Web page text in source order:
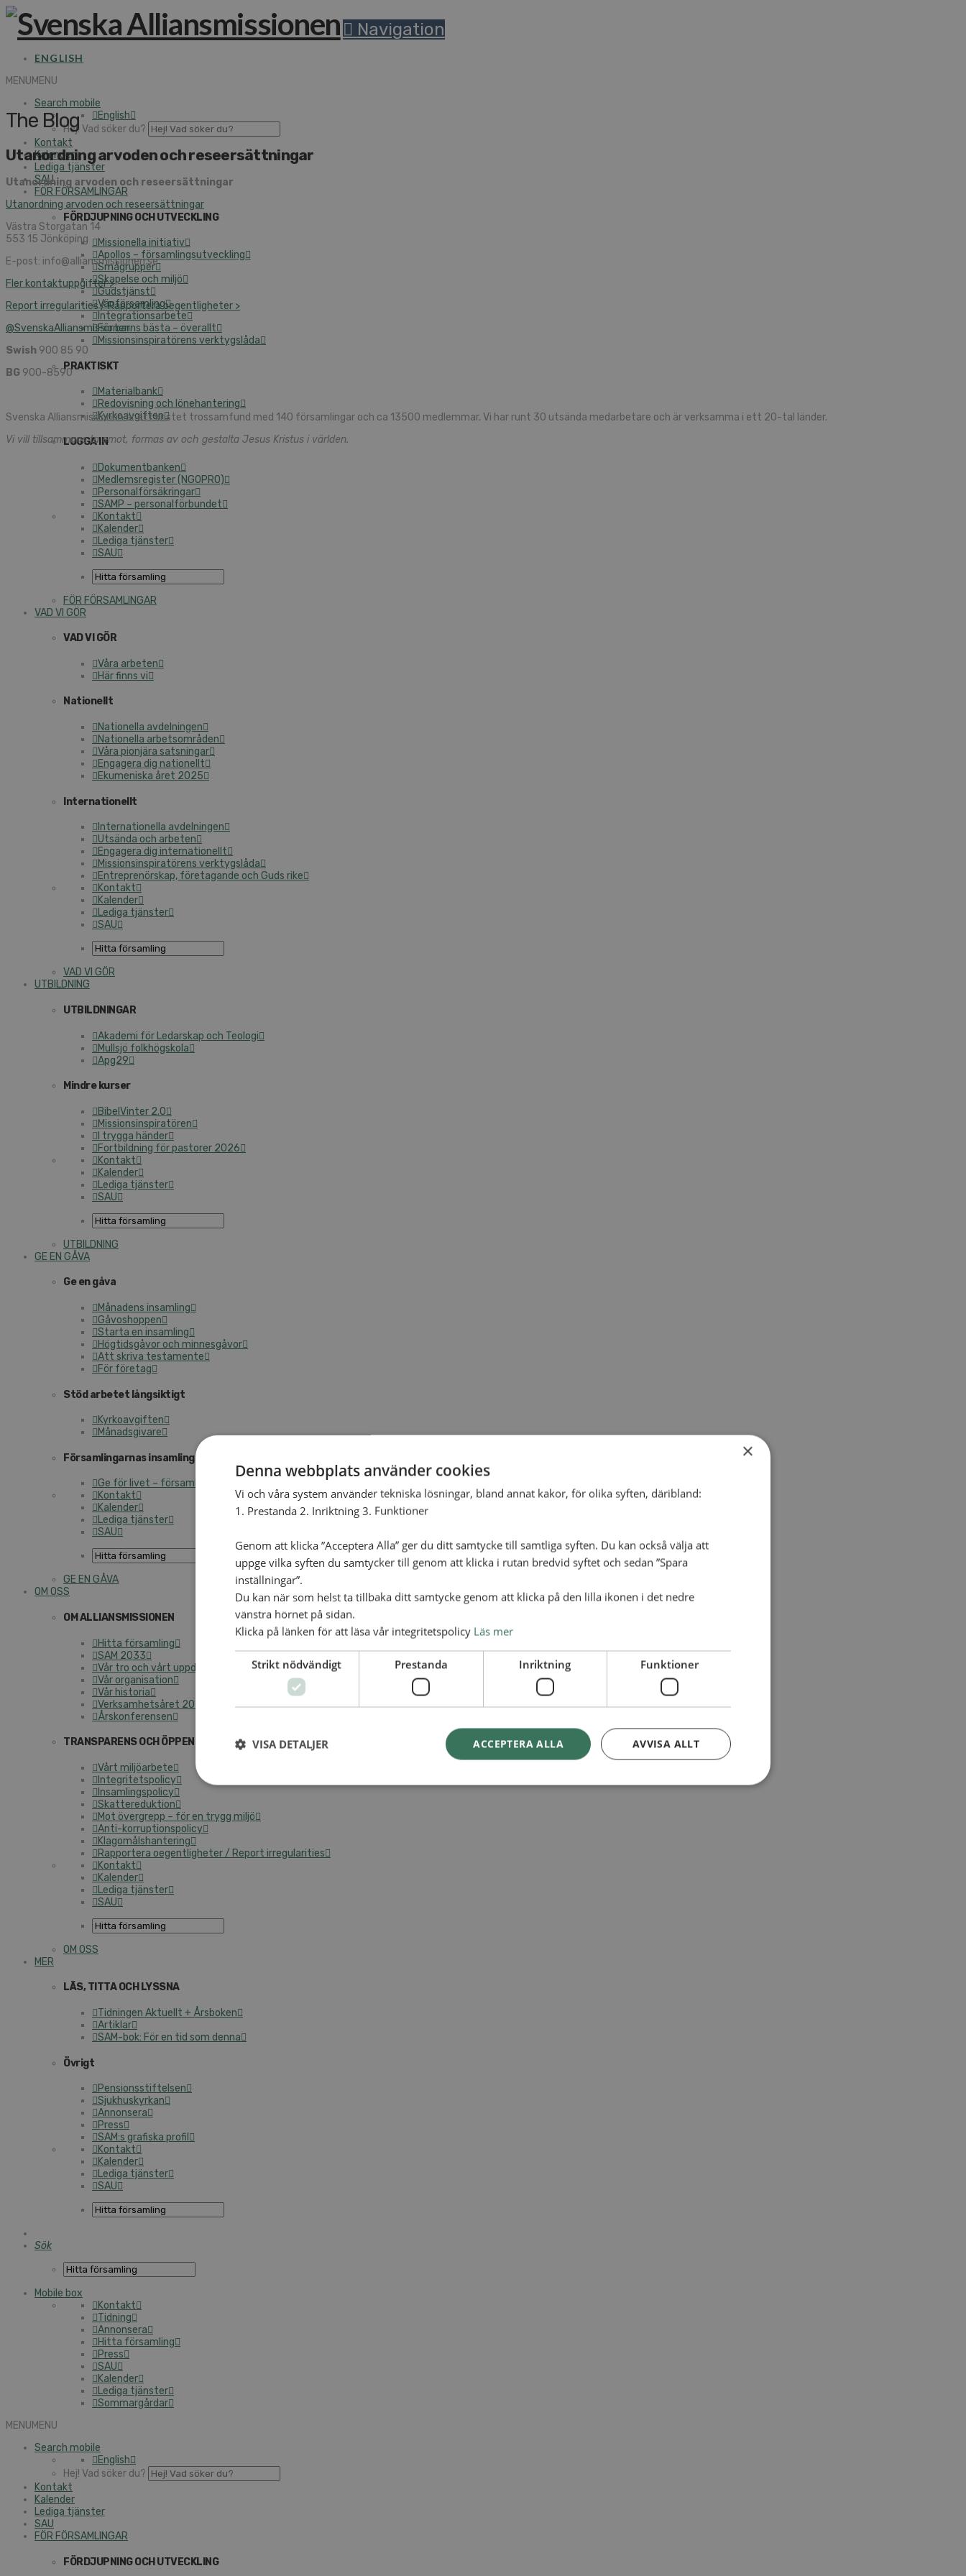
Navigation
ENGLISH
MENUMENU
Search mobile
English
Hej! Vad söker du?
Kontakt
Kalender
Lediga tjänster
SAU
FÖR FÖRSAMLINGAR
FÖRDJUPNING OCH UTVECKLING
Missionella initiativ
Apollos – församlingsutveckling
Smågrupper
Skapelse och miljö
Gudstjänst
Vänförsamling
Integrationsarbete
För barns bästa – överallt
Missionsinspiratörens verktygslåda
PRAKTISKT
Materialbank
Redovisning och lönehantering
Kyrkoavgiften
LOGGA IN
Dokumentbanken
Medlemsregister (NGOPRO)
Personalförsäkringar
SAMP – personalförbundet
Kontakt
Kalender
Lediga tjänster
SAU
FÖR FÖRSAMLINGAR
VAD VI GÖR
VAD VI GÖR
Våra arbeten
Här finns vi
Nationellt
Nationella avdelningen
Nationella arbetsområden
Våra pionjära satsningar
Engagera dig nationellt
Ekumeniska året 2025
Internationellt
Internationella avdelningen
Utsända och arbeten
Engagera dig internationellt
Missionsinspiratörens verktygslåda
Entreprenörskap, företagande och Guds rike
Kontakt
Kalender
Lediga tjänster
SAU
VAD VI GÖR
UTBILDNING
UTBILDNINGAR
Akademi för Ledarskap och Teologi
Mullsjö folkhögskola
Apg29
Mindre kurser
BibelVinter 2.0
Missionsinspiratören
I trygga händer
Fortbildning för pastorer 2026
Kontakt
Kalender
Lediga tjänster
SAU
UTBILDNING
GE EN GÅVA
Ge en gåva
Månadens insamling
Gåvoshoppen
Starta en insamling
Högtidsgåvor och minnesgåvor
Att skriva testamente
För företag
Stöd arbetet långsiktigt
Kyrkoavgiften
Månadsgivare
Församlingarnas insamlingsarbete
Ge för livet – församlingens insamling
Kontakt
Kalender
Lediga tjänster
SAU
GE EN GÅVA
OM OSS
OM ALLIANSMISSIONEN
Hitta församling
SAM 2033
Vår tro och vårt uppdrag
Vår organisation
Vår historia
Verksamhetsåret 2025
Årskonferensen
TRANSPARENS OCH ÖPPENHET
Vårt miljöarbete
Integritetspolicy
Insamlingspolicy
Skattereduktion
Mot övergrepp – för en trygg miljö
Anti-korruptionspolicy
Klagomålshantering
Rapportera oegentligheter / Report irregularities
Kontakt
Kalender
Lediga tjänster
SAU
OM OSS
MER
LÄS, TITTA OCH LYSSNA
Tidningen Aktuellt + Årsboken
Artiklar
SAM-bok: För en tid som denna
Övrigt
Pensionsstiftelsen
Sjukhuskyrkan
Annonsera
Press
SAM:s grafiska profil
Kontakt
Kalender
Lediga tjänster
SAU
Sök
Mobile box
Kontakt
Tidning
Annonsera
Hitta församling
Press
SAU
Kalender
Lediga tjänster
Sommargårdar
MENUMENU
Search mobile
English
Hej! Vad söker du?
Kontakt
Kalender
Lediga tjänster
SAU
FÖR FÖRSAMLINGAR
FÖRDJUPNING OCH UTVECKLING
The Blog
Utanordning arvoden och reseersättningar
Utanordning arvoden och reseersättningar
Utanordning arvoden och reseersättningar
Västra Storgatan 14
553 15 Jönköping
E-post: info@alliansmissionen.se
Fler kontaktuppgifter >
Report irregularities / Rapportera oegentligheter >
@SvenskaAlliansmissionen
Swish 900 85 90
BG 900-8590
Svenska Alliansmissionen är ett kristet trossamfund med 140 församlingar och ca 13500 medlemmar. Vi har runt 30 utsända medarbetare och är verksamma i ett 20-tal länder.
Vi vill tillsammans ta emot, formas av och gestalta Jesus Kristus i världen.
×
Denna webbplats använder cookies
Vi och våra system använder tekniska lösningar, bland annat kakor, för olika syften, däribland:
1. Prestanda 2. Inriktning 3. Funktioner
Genom att klicka ”Acceptera Alla” ger du ditt samtycke till samtliga syften. Du kan också välja att
uppge vilka syften du samtycker till genom att klicka i rutan bredvid syftet och sedan ”Spara
inställningar”.
Du kan när som helst ta tillbaka ditt samtycke genom att klicka på den lilla ikonen i det nedre
vänstra hörnet på sidan.
Klicka på länken för att läsa vår integritetspolicy Läs mer
Strikt nödvändigt Prestanda Inriktning Funktioner
ACCEPTERA ALLA AVVISA ALLT
VISA DETALJER